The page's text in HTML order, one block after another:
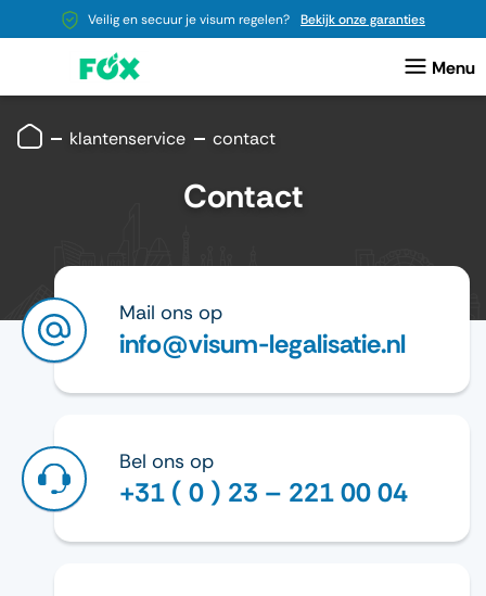
Veilig en secuur je visum regelen? Bekijk onze garanties
klantenservice contact
Contact
Mail ons op
info@visum-legalisatie.nl
Bel ons op
+31 ( 0 ) 23 – 221 00 04